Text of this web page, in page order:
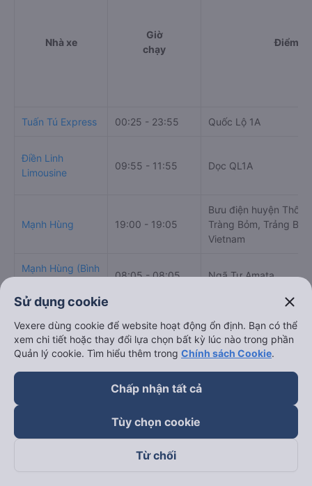
Số điện thoại đặt mua vé xe Trảng Bom - Đồng Nai
Thống Nhất - Đồng Nai:
Tuấn Tú Express 00:25 - 23:55 Quốc Lộ 1A
Điền Linh
Limousine
19:00 - 19:05
Bưu điện huyện
Vietnam
Sử dụng cookie close
Vexere dùng cookie để website hoạt động ổn định. Bạn có thể
xem chi tiết hoặc thay đổi lựa chọn bất kỳ lúc nào trong phần
Quản lý cookie. Tìm hiểu thêm trong Chính sách Cookie.
Chấp nhận tất cả
Tùy chọn cookie
Từ chối